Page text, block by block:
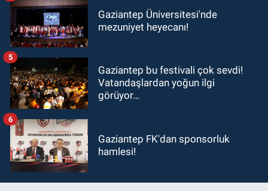
Gaziantep Üniversitesi'nde
mezuniyet heyecanı!
Gaziantep bu festivali çok sevdi!
Vatandaşlardan yoğun ilgi
görüyor…
5
Gaziantep FK'dan sponsorluk
hamlesi!
6